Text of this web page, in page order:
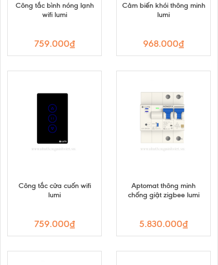
Công tắc bình nóng lạnh
wifi lumi
759.000₫
Cảm biến khói thông minh
lumi
968.000₫
Công tắc cửa cuốn wifi
lumi
759.000₫
Aptomat thông minh
chống giật zigbee lumi
5.830.000₫